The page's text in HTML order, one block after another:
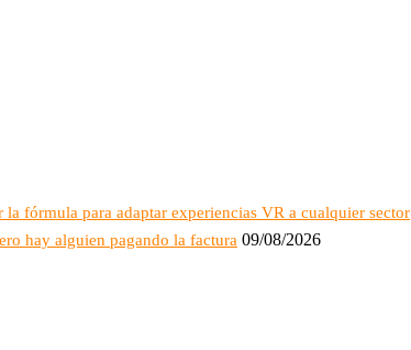
fórmula para adaptar experiencias VR a cualquier sector
hay alguien pagando la factura 09/08/2026